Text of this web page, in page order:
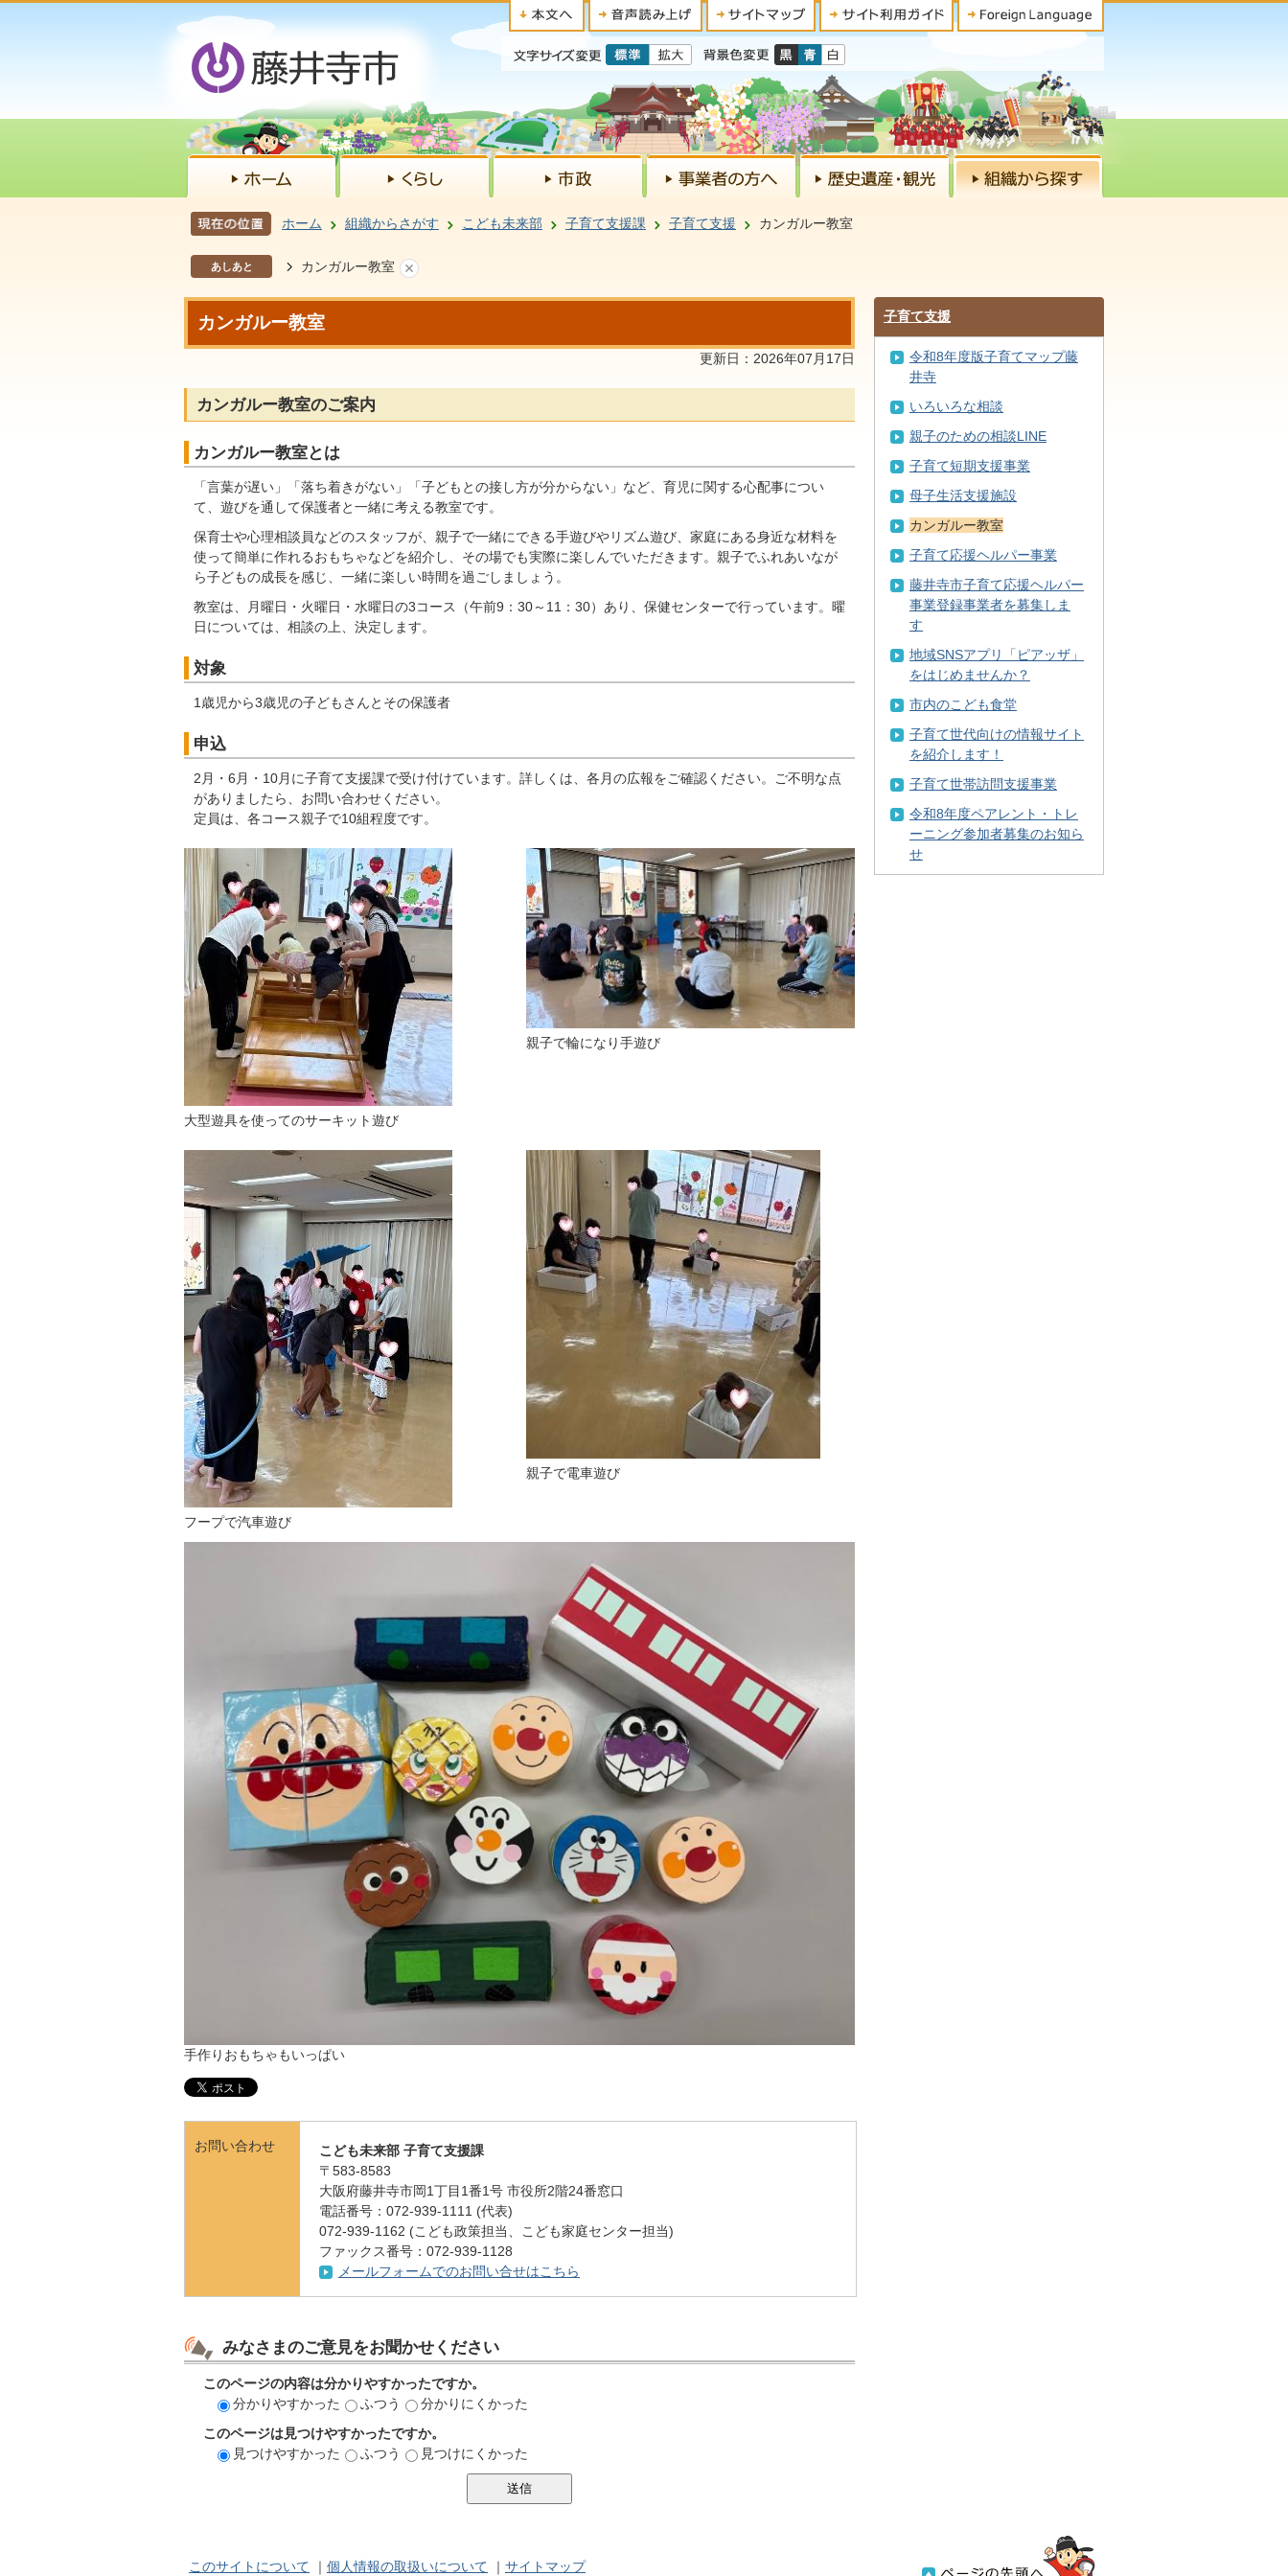
ホーム 組織からさがす こども未来部 子育て支援課 子育て支援 カンガルー教室
あしあと カンガルー教室
カンガルー教室
更新日：2026年07月17日
カンガルー教室のご案内
カンガルー教室とは
「言葉が遅い」「落ち着きがない」「子どもとの接し方が分からない」など、育児に関する心配事につい
て、遊びを通して保護者と一緒に考える教室です。
保育士や心理相談員などのスタッフが、親子で一緒にできる手遊びやリズム遊び、家庭にある身近な材料を
使って簡単に作れるおもちゃなどを紹介し、その場でも実際に楽しんでいただきます。親子でふれあいなが
ら子どもの成長を感じ、一緒に楽しい時間を過ごしましょう。
教室は、月曜日・火曜日・水曜日の3コース（午前9：30～11：30）あり、保健センターで行っています。曜
日については、相談の上、決定します。
対象
1歳児から3歳児の子どもさんとその保護者
申込
2月・6月・10月に子育て支援課で受け付けています。詳しくは、各月の広報をご確認ください。ご不明な点
がありましたら、お問い合わせください。
定員は、各コース親子で10組程度です。
大型遊具を使ってのサーキット遊び
親子で輪になり手遊び
フープで汽車遊び
親子で電車遊び
手作りおもちゃもいっぱい
お問い合わせ
こども未来部 子育て支援課
〒583-8583
大阪府藤井寺市岡1丁目1番1号 市役所2階24番窓口
電話番号：072-939-1111 (代表)
072-939-1162 (こども政策担当、こども家庭センター担当)
ファックス番号：072-939-1128
メールフォームでのお問い合せはこちら
みなさまのご意見をお聞かせください
このページの内容は分かりやすかったですか。
分かりやすかった
ふつう
分かりにくかった
このページは見つけやすかったですか。
見つけやすかった
ふつう 見つけにくかった
子育て支援
令和8年度版子育てマップ藤
井寺
いろいろな相談
親子のための相談LINE
子育て短期支援事業
母子生活支援施設
カンガルー教室
子育て応援ヘルパー事業
藤井寺市子育て応援ヘルパー
事業登録事業者を募集しま
す
地域SNSアプリ「ピアッザ」
をはじめませんか？
市内のこども食堂
子育て世代向けの情報サイト
を紹介します！
子育て世帯訪問支援事業
令和8年度ペアレント・トレ
ーニング参加者募集のお知ら
せ
このサイトについて ｜ 個人情報の取扱いについて ｜ サイトマップ